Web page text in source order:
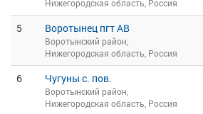
Нижегородская область, Россия
5 Воротынец пгт АВ
Воротынский район,
Нижегородская область, Россия
6 Чугуны с. пов.
Воротынский район,
Нижегородская область, Россия